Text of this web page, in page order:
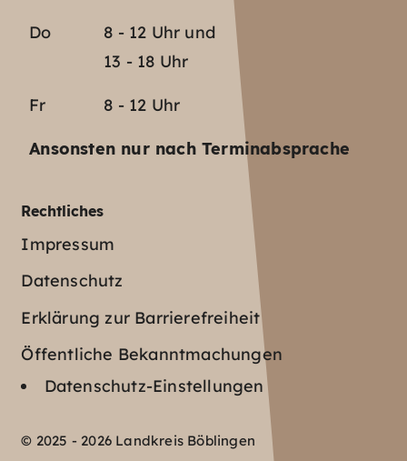
Do
8 - 12 Uhr und
13 - 18 Uhr
Fr 8 - 12 Uhr
Ansonsten nur nach Terminabsprache
Rechtliches
Impressum
Datenschutz
Erklärung zur Barrierefreiheit
Öffentliche Bekanntmachungen
Datenschutz-Einstellungen
© 2025 - 2026 Landkreis Böblingen